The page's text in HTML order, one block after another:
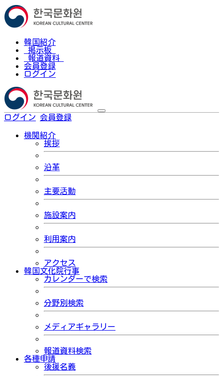
韓国紹介
掲示板
報道資料
会員登録
ログイン
ログイン 会員登録
機関紹介
挨拶
沿革
主要活動
施設案内
利用案内
アクセス
韓国文化院行事
カレンダーで検索
分野別検索
メディアギャラリー
報道資料検索
各種申請
後援名義